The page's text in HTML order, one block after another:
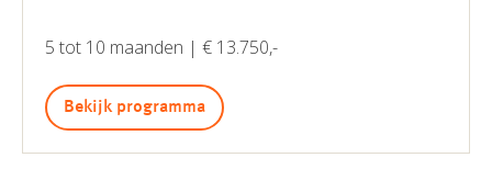
5 tot 10 maanden | € 13.750,-
Bekijk programma